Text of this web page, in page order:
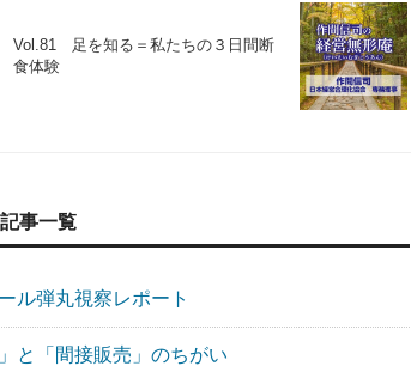
Vol.81 足を知る＝私たちの３日間断
食体験
事一覧
ル弾丸視察レポート
と「間接販売」のちがい